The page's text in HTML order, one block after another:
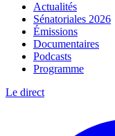
Actualités
Sénatoriales 2026
Émissions
Documentaires
Podcasts
Programme
Le direct